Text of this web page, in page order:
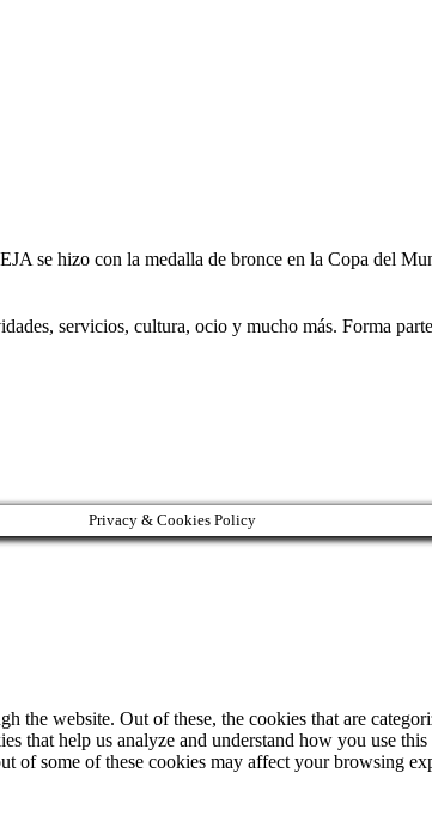
se hizo con la medalla de bronce en la Copa del
servicios, cultura, ocio y mucho más. Forma
Privacy & Cookies Policy
website. Out of these, the cookies that are
that help us analyze and understand how you use
of some of these cookies may affect your browsing